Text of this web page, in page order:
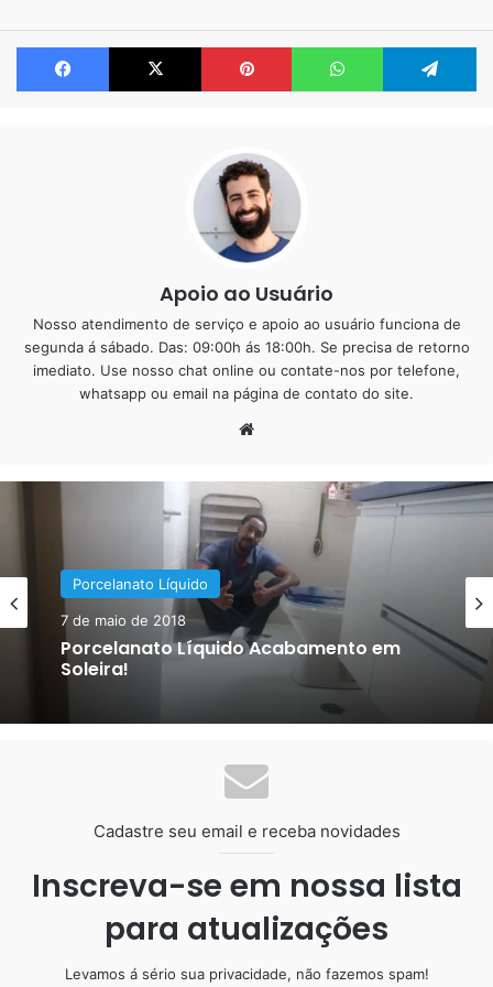
uma obra de arte.
modo fica tudo bem legal.
Abaixo iremos mostrar alguns serviços que fizemos com
Porcelanato Liquido Cinza
Marmorizado – Várias
modelos
O piso estava na cerâmica, foram 85 M2 a casa toda, em
síntese 2 quartos, sala, cozinha, área de serviço e varanda.
Facebook X Pinterest WhatsApp
Apoio ao Usuário
Nosso atendimento de serviço e apoio ao usuário funciona de
segunda á sábado. Das: 09:00h ás 18:00h. Se precisa de retorno
imediato. Use nosso chat online ou contate-nos por telefone,
whatsapp ou email na página de contato do site.
Porcelanato Líquido
7 de maio de 2018
Porcelanato Líquido Acabamento em
Porcelanato Líquido
24 de outubro de 2017
Aplicação de porcelanato líquido São
Cadastre seu email e receba novidades
Inscreva-se em nossa lista
para atualizações
Levamos á sério sua privacidade, não fazemos spam!